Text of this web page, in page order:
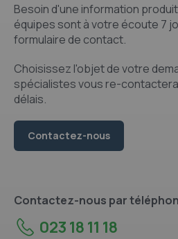
Besoin d'une information
équipes sont à votre écoute 7
formulaire de contact.
Choisissez l'objet de votre
spécialistes vous re-
délais.
Contactez-nous
Contactez-nous par
023 18 11 18